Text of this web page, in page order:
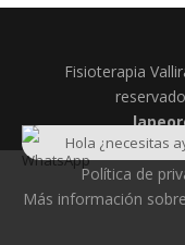
Fisioterapia
Hola ¿necesitas
Política de
Más información